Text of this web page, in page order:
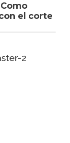
el corte